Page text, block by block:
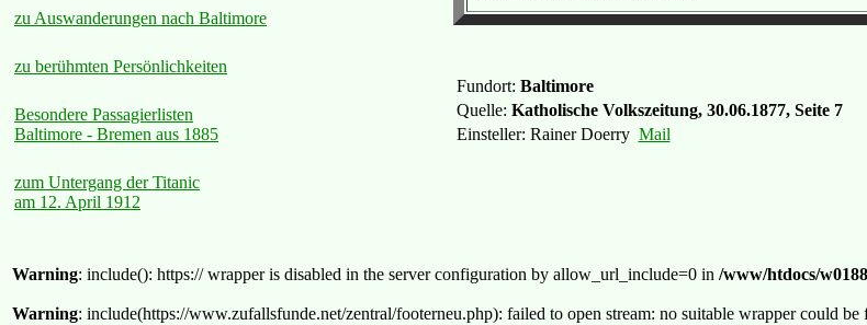
zu Auswanderungen nach Baltimore
zu berühmten Persönlichkeiten
Besondere Passagierlisten
Baltimore - Bremen aus 1885
zum Untergang der Titanic
am 12. April 1912
Fundort: Baltimore
Quelle: Katholische Volkszeitung, 30.06.1877, Seite 7
Einsteller: Rainer Doerry Mail
Warning: include(): https:// wrapper is disabled in the server configuration by allow_url_include=0 in /www/htdocs/
Warning: include(https://www.zufallsfunde.net/zentral/footerneu.php): failed to open stream: no suitable wrapper could be